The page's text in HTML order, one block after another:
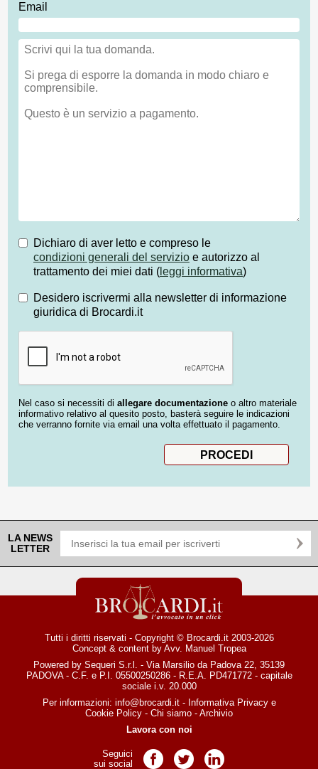
Email
Dichiaro di aver letto e compreso le
condizioni generali del servizio e autorizzo al
trattamento dei miei dati ( leggi informativa)
Desidero iscrivermi alla newsletter di informazione
giuridica di Brocardi.it
Nel caso si necessiti di allegare documentazione o altro materiale
informativo relativo al quesito posto, basterà seguire le indicazioni
che verranno fornite via email una volta effettuato il pagamento.
LA NEWS
LETTER
Tutti i diritti riservati - Copyright © Brocardi.it 2003-2026
Concept & content by Avv. Manuel Tropea
Powered by Sequeri S.r.l. - Via Marsilio da Padova 22, 35139
PADOVA - C.F. e P.I. 05500250286 - R.E.A. PD471772 - capitale
sociale i.v. 20.000
Per informazioni: info@brocardi.it- Informativa Privacye
Cookie Policy - Chi siamo - Archivio
Lavora con noi
Seguici
sui social
Pagina Facebook
Pagina TwitterPagina LinkedIn